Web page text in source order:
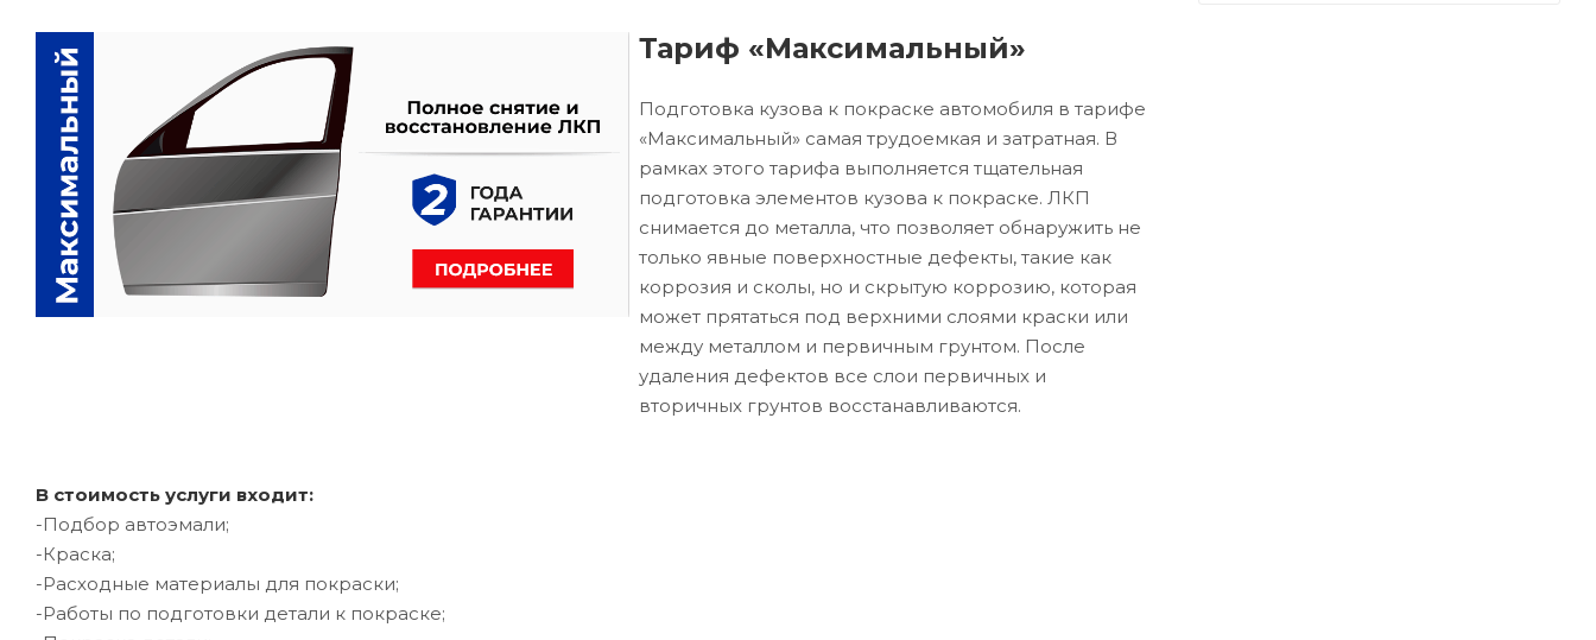
Тариф «Максимальный»
Подготовка кузова к покраске автомобиля в тарифе
«Максимальный» самая трудоемкая и затратная. В
рамках этого тарифа выполняется тщательная
подготовка элементов кузова к покраске. ЛКП
снимается до металла, что позволяет обнаружить не
только явные поверхностные дефекты, такие как
коррозия и сколы, но и скрытую коррозию, которая
может прятаться под верхними слоями краски или
между металлом и первичным грунтом. После
удаления дефектов все слои первичных и
вторичных грунтов восстанавливаются.
В стоимость услуги входит:
-Подбор автоэмали;
-Краска;
-Расходные материалы для покраски;
-Работы по подготовки детали к покраске;